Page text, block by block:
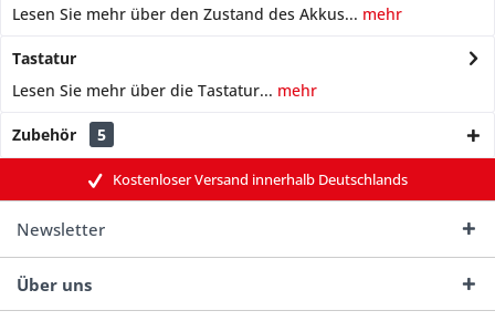
Lesen Sie mehr über den Zustand des Akkus... mehr
Tastatur
Lesen Sie mehr über die Tastatur... mehr
Zubehör 5
Kostenloser Versand innerhalb Deutschlands
Newsletter
Über uns